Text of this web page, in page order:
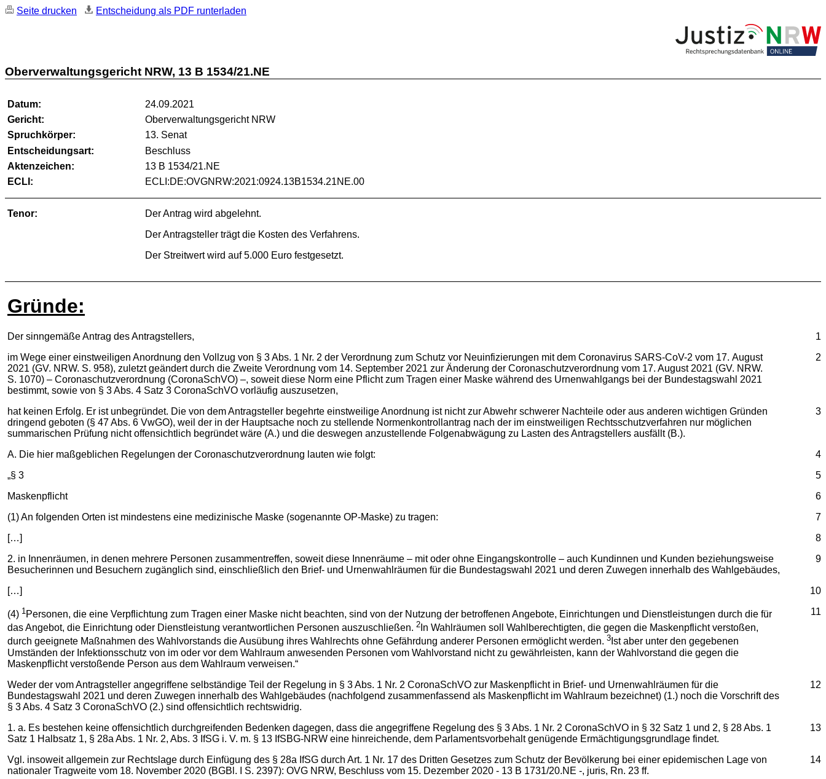
Seite drucken Entscheidung als PDF runterladen
Oberverwaltungsgericht NRW, 13 B 1534/21.NE
Datum:
24.09.2021
Gericht:
Oberverwaltungsgericht NRW
Spruchkörper:
13. Senat
Entscheidungsart:
Beschluss
Aktenzeichen:
13 B 1534/21.NE
ECLI:
ECLI:DE:OVGNRW:2021:0924.13B1534.21NE.00
Tenor:
Der Antrag wird abgelehnt.
Der Antragsteller trägt die Kosten des Verfahrens.
Der Streitwert wird auf 5.000 Euro festgesetzt.
Gründe:
1
Der sinngemäße Antrag des Antragstellers,
2
im Wege einer einstweiligen Anordnung den Vollzug von § 3 Abs. 1 Nr. 2 der Verordnung zum Schutz vor Neuinfizierungen mit dem Coronavirus SARS-CoV-2 vom 17. August
2021 (GV. NRW. S. 958), zuletzt geändert durch die Zweite Verordnung vom 14. September 2021 zur Änderung der Coronaschutzverordnung vom 17. August 2021 (GV. NRW.
S. 1070) – Coronaschutzverordnung (CoronaSchVO) –, soweit diese Norm eine Pflicht zum Tragen einer Maske während des Urnenwahlgangs bei der Bundestagswahl 2021
bestimmt, sowie von § 3 Abs. 4 Satz 3 CoronaSchVO vorläufig auszusetzen,
3
hat keinen Erfolg. Er ist unbegründet. Die von dem Antragsteller begehrte einstweilige Anordnung ist nicht zur Abwehr schwerer Nachteile oder aus anderen wichtigen Gründen
dringend geboten (§ 47 Abs. 6 VwGO), weil der in der Hauptsache noch zu stellende Normenkontrollantrag nach der im einstweiligen Rechtsschutzverfahren nur möglichen
summarischen Prüfung nicht offensichtlich begründet wäre (A.) und die deswegen anzustellende Folgenabwägung zu Lasten des Antragstellers ausfällt (B.).
4
A. Die hier maßgeblichen Regelungen der Coronaschutzverordnung lauten wie folgt:
5
„§ 3
6
Maskenpflicht
7
(1) An folgenden Orten ist mindestens eine medizinische Maske (sogenannte OP-Maske) zu tragen:
8
[…]
9
2. in Innenräumen, in denen mehrere Personen zusammentreffen, soweit diese Innenräume – mit oder ohne Eingangskontrolle – auch Kundinnen und Kunden beziehungsweise
Besucherinnen und Besuchern zugänglich sind, einschließlich den Brief- und Urnenwahlräumen für die Bundestagswahl 2021 und deren Zuwegen innerhalb des Wahlgebäudes,
10
[…]
11
(4) 1 Personen, die eine Verpflichtung zum Tragen einer Maske nicht beachten, sind von der Nutzung der betroffenen Angebote, Einrichtungen und Dienstleistungen durch die für
das Angebot, die Einrichtung oder Dienstleistung verantwortlichen Personen auszuschließen. 2 In Wahlräumen soll Wahlberechtigten, die gegen die Maskenpflicht verstoßen,
durch geeignete Maßnahmen des Wahlvorstands die Ausübung ihres Wahlrechts ohne Gefährdung anderer Personen ermöglicht werden. 3 Ist aber unter den gegebenen
Umständen der Infektionsschutz von im oder vor dem Wahlraum anwesenden Personen vom Wahlvorstand nicht zu gewährleisten, kann der Wahlvorstand die gegen die
Maskenpflicht verstoßende Person aus dem Wahlraum verweisen.“
12
Weder der vom Antragsteller angegriffene selbständige Teil der Regelung in § 3 Abs. 1 Nr. 2 CoronaSchVO zur Maskenpflicht in Brief- und Urnenwahlräumen für die
Bundestagswahl 2021 und deren Zuwegen innerhalb des Wahlgebäudes (nachfolgend zusammenfassend als Maskenpflicht im Wahlraum bezeichnet) (1.) noch die Vorschrift des
§ 3 Abs. 4 Satz 3 CoronaSchVO (2.) sind offensichtlich rechtswidrig.
13
1. a. Es bestehen keine offensichtlich durchgreifenden Bedenken dagegen, dass die angegriffene Regelung des § 3 Abs. 1 Nr. 2 CoronaSchVO in § 32 Satz 1 und 2, § 28 Abs. 1
Satz 1 Halbsatz 1, § 28a Abs. 1 Nr. 2, Abs. 3 IfSG i. V. m. § 13 IfSBG-NRW eine hinreichende, dem Parlamentsvorbehalt genügende Ermächtigungsgrundlage findet.
14
Vgl. insoweit allgemein zur Rechtslage durch Einfügung des § 28a IfSG durch Art. 1 Nr. 17 des Dritten Gesetzes zum Schutz der Bevölkerung bei einer epidemischen Lage von
nationaler Tragweite vom 18. November 2020 (BGBl. I S. 2397): OVG NRW, Beschluss vom 15. Dezember 2020 - 13 B 1731/20.NE -, juris, Rn. 23 ff.